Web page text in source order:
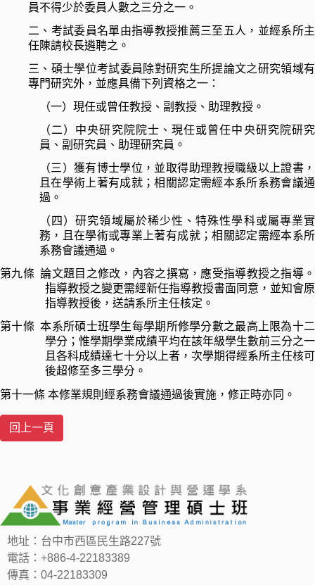
員不得少於委員人數之三分之一。
二、 考試委員名單由指導教授推薦三至五人，並經系所主
任陳請校長遴聘之。
三、 碩士學位考試委員除對研究生所提論文之研究領域有
專門研究外，並應具備下列資格之一：
（一）現任或曾任教授、副教授、助理教授。
（二）中央研究院院士、現任或曾任中央研究院研究
員、副研究員、助理研究員。
（三）獲有博士學位，並取得助理教授職級以上證書，
且在學術上著有成就；相關認定需經本系所系務會議通
過 。
（四）研究領域屬於稀少性、特殊性學科或屬專業實
務，且在學術或專業上著有成就；相關認定需經本系所
系務會議通過 。
第九條 論文題目之修改，內容之撰寫，應受指導教授之指導。
指導教授之變更需經新任指導教授書面同意，並知會原
指導教授後，送請系所主任核定。
第十條 本系所碩士班學生每學期所修學分數之最高上限為十二
學分；惟學期學業成績平均在該年級學生數前三分之一
且各科成績達七十分以上者，次學期得經系所主任核可
後超修至多三學分。
第十一條 本修業規則經系務會議通過後實施，修正時亦同。
地址：台中市西區民生路227號
電話：+886-4-22183389
傳真：04-22183309